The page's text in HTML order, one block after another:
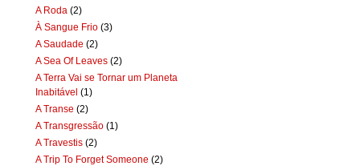
A Roda (2)
À Sangue Frio (3)
A Saudade (2)
A Sea Of Leaves (2)
A Terra Vai se Tornar um Planeta
Inabitável (1)
A Transe (2)
A Transgressão (1)
A Travestis (2)
A Trip To Forget Someone (2)